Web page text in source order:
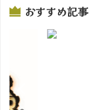
おすすめ記事